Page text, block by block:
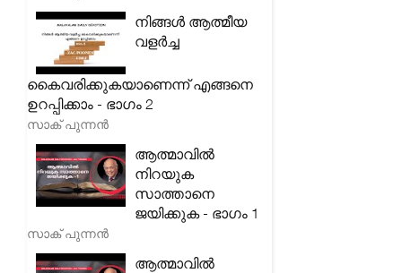
നിങ്ങൾ ആത്മീയ
വളർച്ച
കൈവരിക്കുകയാണെന്ന് എങ്ങനെ
ഉറപ്പിക്കാം - ഭാഗം 2
സാക് പുന്നൻ
ആത്മാവിൽ
നിറയുക
സാത്താനെ
ജയിക്കുക - ഭാഗം 1
സാക് പുന്നൻ
ആത്മാവിൽ